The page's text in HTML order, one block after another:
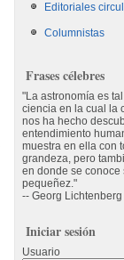
Editoriales
Columnistas
Frases célebres
La astronomía es
ciencia en la cual la
nos ha hecho
entendimiento
muestra en ella con
grandeza, pero
en donde se conoce
pequeñez.
-- Georg Lichtenberg
Iniciar sesión
Usuario